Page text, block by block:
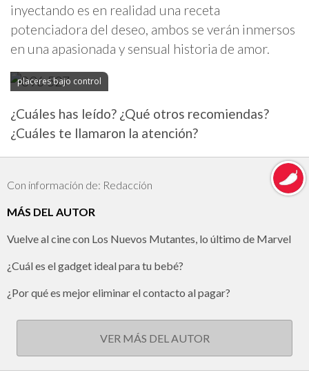
inyectando es en realidad una receta
potenciadora del deseo, ambos se verán inmersos
en una apasionada y sensual historia de amor.
placeres bajo control
¿Cuáles has leído? ¿Qué otros recomiendas?
¿Cuáles te llamaron la atención?
Con información de: Redacción
MÁS DEL AUTOR
Vuelve al cine con Los Nuevos Mutantes, lo último de Marvel
¿Cuál es el gadget ideal para tu bebé?
¿Por qué es mejor eliminar el contacto al pagar?
VER MÁS DEL AUTOR